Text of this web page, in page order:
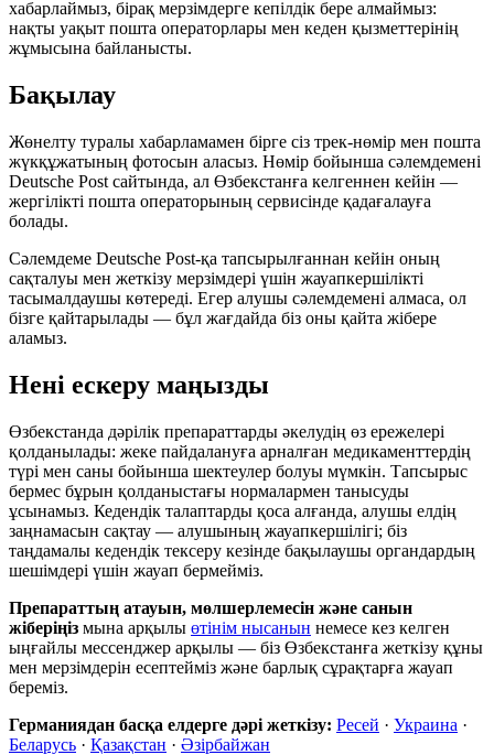
хабарлаймыз, бірақ мерзімдерге кепілдік бере алмаймыз:
нақты уақыт пошта операторлары мен кеден қызметтерінің
жұмысына байланысты.
Бақылау
Жөнелту туралы хабарламамен бірге сіз трек-нөмір мен пошта
жүкқұжатының фотосын аласыз. Нөмір бойынша сәлемдемені
Deutsche Post сайтында, ал Өзбекстанға келгеннен кейін —
жергілікті пошта операторының сервисінде қадағалауға
болады.
Сәлемдеме Deutsche Post-қа тапсырылғаннан кейін оның
сақталуы мен жеткізу мерзімдері үшін жауапкершілікті
тасымалдаушы көтереді. Егер алушы сәлемдемені алмаса, ол
бізге қайтарылады — бұл жағдайда біз оны қайта жібере
аламыз.
Нені ескеру маңызды
Өзбекстанда дәрілік препараттарды әкелудің өз ережелері
қолданылады: жеке пайдалануға арналған медикаменттердің
түрі мен саны бойынша шектеулер болуы мүмкін. Тапсырыс
бермес бұрын қолданыстағы нормалармен танысуды
ұсынамыз. Кедендік талаптарды қоса алғанда, алушы елдің
заңнамасын сақтау — алушының жауапкершілігі; біз
таңдамалы кедендік тексеру кезінде бақылаушы органдардың
шешімдері үшін жауап бермейміз.
Препараттың атауын, мөлшерлемесін және санын
жіберіңіз мына арқылы өтінім нысанын немесе кез келген
ыңғайлы мессенджер арқылы — біз Өзбекстанға жеткізу құны
мен мерзімдерін есептейміз және барлық сұрақтарға жауап
береміз.
Германиядан басқа елдерге дәрі жеткізу: Ресей · Украина ·
Беларусь · Қазақстан · Әзірбайжан